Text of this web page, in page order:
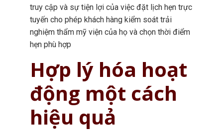
truy cập và sự tiện lợi của việc đặt lịch hẹn trực
tuyến cho phép khách hàng kiểm soát trải
nghiệm thẩm mỹ viện của họ và chọn thời điểm
hẹn phù hợp
Hợp lý hóa hoạt
động một cách
hiệu quả